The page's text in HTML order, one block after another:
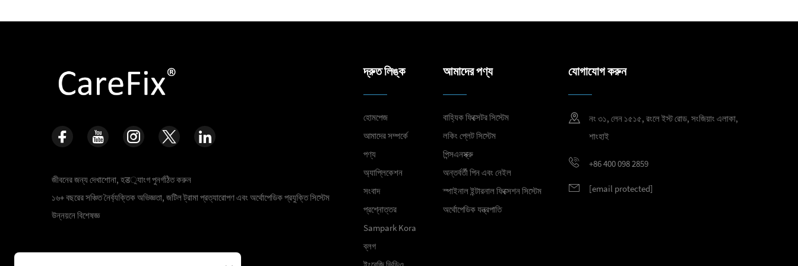
জীবনের জন্য দেখাশোনা, হड়্যাংগ পুনর্গঠিত করুন
১৬+ বছরের সঞ্চিত নৈর্ব্যক্তিক অভিজ্ঞতা, জটিল ট্রামা প্রত্যারোপণ এবং অর্থোপেডিক প্রযুক্তি সিস্টেম
উন্নয়নে বিশেষজ্ঞ
দ্রুত লিঙ্ক
হোমপেজ
আমাদের সম্পর্কে
পণ্য
অ্যাপ্লিকেশন
সংবাদ
প্রশ্নোত্তর
Sampark Kora
ব্লগ
আমাদের পণ্য
বাহ্যিক ফিক্সেটর সিস্টেম
লকিং প্লেট সিস্টেম
পিন্সএনস্ক্রু
অন্তর্বর্তী পিন এবং নেইল
স্পাইনাল ইন্টারনাল ফিক্সেশন সিস্টেম
অর্থোপেডিক যন্ত্রপাতি
যোগাযোগ করুন
নং ৩১, লেন ১৫১৫, রংলে ইস্ট রোড, সংজিয়াং এলাকা,
শাংহাই
+86 400 098 2859
[email protected]